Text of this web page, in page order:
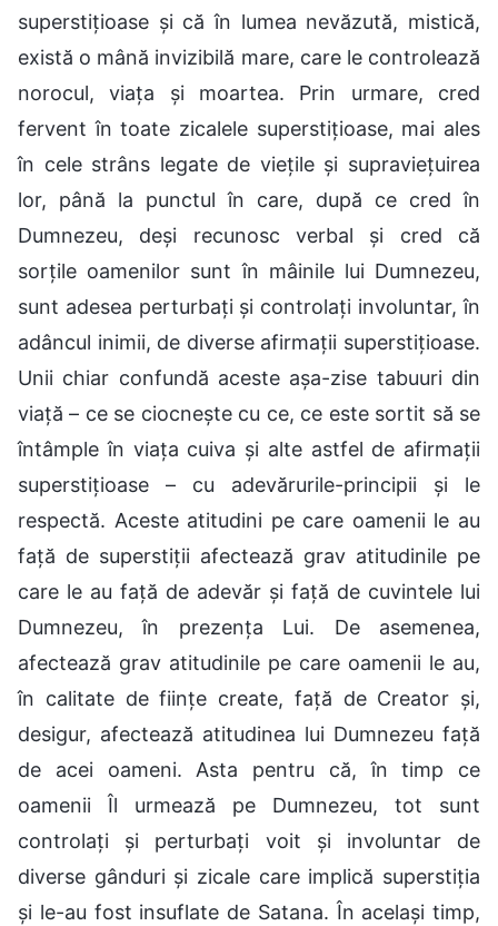
superstițioase și că în lumea nevăzută, mistică,
există o mână invizibilă mare, care le controlează
norocul, viața și moartea. Prin urmare, cred
fervent în toate zicalele superstițioase, mai ales
în cele strâns legate de viețile și supraviețuirea
lor, până la punctul în care, după ce cred în
Dumnezeu, deși recunosc verbal și cred că
sorțile oamenilor sunt în mâinile lui Dumnezeu,
sunt adesea perturbați și controlați involuntar, în
adâncul inimii, de diverse afirmații superstițioase.
Unii chiar confundă aceste așa-zise tabuuri din
viață – ce se ciocnește cu ce, ce este sortit să se
întâmple în viața cuiva și alte astfel de afirmații
superstițioase – cu adevărurile-principii și le
respectă. Aceste atitudini pe care oamenii le au
față de superstiții afectează grav atitudinile pe
care le au față de adevăr și față de cuvintele lui
Dumnezeu, în prezența Lui. De asemenea,
afectează grav atitudinile pe care oamenii le au,
în calitate de ființe create, față de Creator și,
desigur, afectează atitudinea lui Dumnezeu față
de acei oameni. Asta pentru că, în timp ce
oamenii Îl urmează pe Dumnezeu, tot sunt
controlați și perturbați voit și involuntar de
diverse gânduri și zicale care implică superstiția
și le-au fost insuflate de Satana. În același timp,